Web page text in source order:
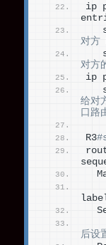
ip
对方
对方
ip
给对
口路
R3
后设